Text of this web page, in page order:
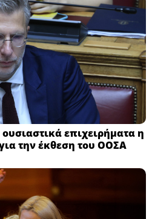
επιχειρήματα η
την έκθεση του ΟΟΣΑ